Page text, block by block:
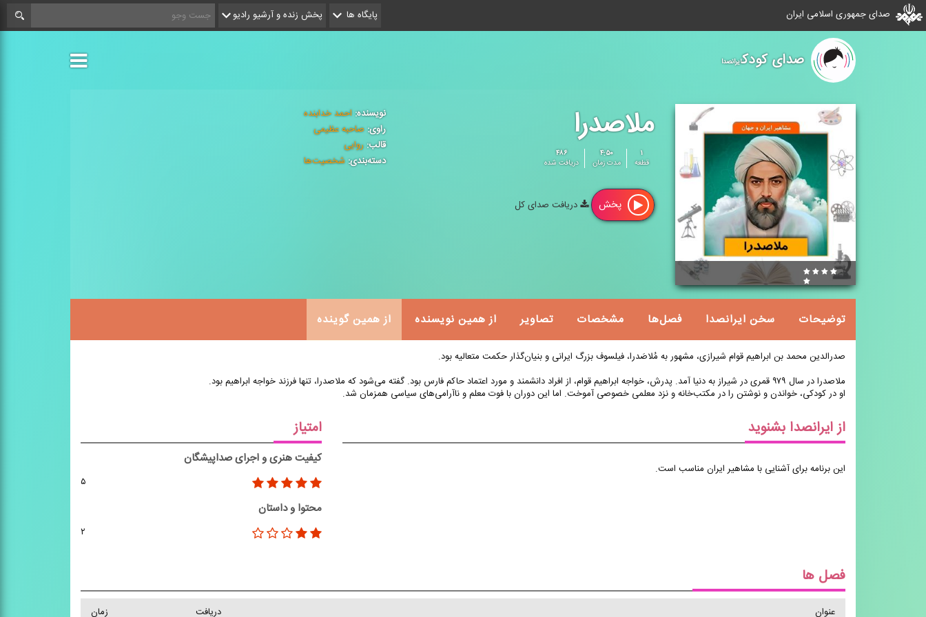
صدای جمهوری اسلامی ایران پایگاه ها پخش زنده و آرشیو رادیو
صدای کودکایرانصدا
ملاصدرا
۱
قطعه
۴:۵۰
مدت زمان
۴۸۶
دریافت شده
پخش دریافت صدای کل
نویسنده:احمد خدابنده
راوی: صاحبه عظیمی
قالب: روایی
دسته‌بندی: شخصیت‌ها
توضیحات سخن ایرانصدا فصل‌ها مشخصات تصاویر از همین نویسنده از همین گوینده
صدرالدین محمد بن ابراهیم قوام شیرازی، مشهور به مُلاصَدرا، فیلسوف بزرگ ایرانی و بنیان‌گذار حکمت متعالیه بود.
ملاصدرا در سال ۹۷۹ قمری در شیراز به دنیا آمد. پدرش، خواجه ابراهیم قوام، از افراد دانشمند و مورد اعتماد حاکم فارس بود. گفته می‌شود که ملاصدرا، تنها فرزند خواجه ابراهیم بود.
او در کودکی، خواندن و نوشتن را در مکتب‌خانه و نزد معلمی خصوصی آموخت. اما این دوران با فوت معلم و ناآرامی‌های سیاسی همزمان شد.
از ایرانصدا بشنوید
این برنامه برای آشنایی با مشاهیر ایران مناسب است.
امتیاز
کیفیت هنری و اجرای صداپیشگان
۵
محتوا و داستان
۲
فصل ها
عنوان زمان
دریافت